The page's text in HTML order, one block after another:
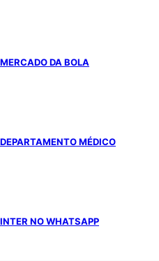
MERCADO DA BOLA
DEPARTAMENTO MÉDICO
INTER NO WHATSAPP